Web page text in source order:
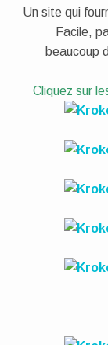
Un site qui
Facile,
beaucoup
Cliquez sur